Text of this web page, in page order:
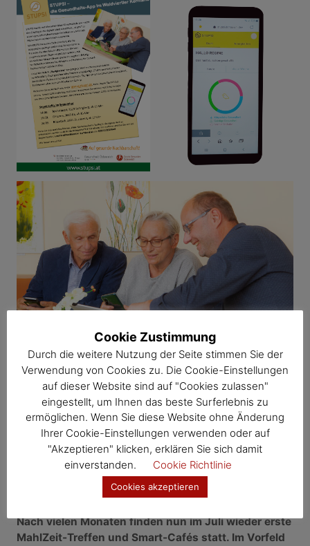
Kernlandprojekte: Mahlzeit und digital, gesund altern!
23. Juni 2021
Kernlandprojekte nehmen wieder Fahrt auf
Nach vielen Monaten finden nun im Juli wieder erste
MahlZeit-Treffen und Smart-Cafés statt. Im Vorfeld
Cookie Zustimmung
Durch die weitere Nutzung der Seite stimmen Sie der
Verwendung von Cookies zu. Die Cookie-Einstellungen
auf dieser Website sind auf "Cookies zulassen"
eingestellt, um Ihnen das beste Surferlebnis zu
ermöglichen. Wenn Sie diese Website ohne Änderung
Ihrer Cookie-Einstellungen verwenden oder auf
"Akzeptieren" klicken, erklären Sie sich damit
einverstanden.
Cookie Richtlinie
Cookies akzeptieren